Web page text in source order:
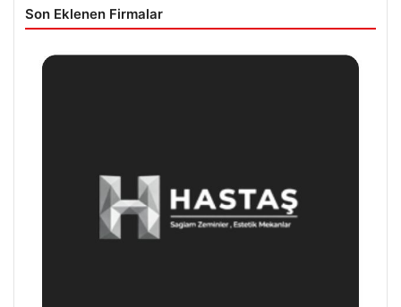
Son Eklenen Firmalar